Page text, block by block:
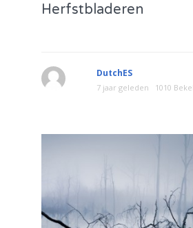
Herfstbladeren
DutchES
7 jaar geleden 1010